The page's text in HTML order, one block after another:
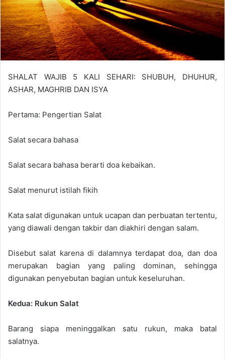
l
SHALAT WAJIB 5 KALI SEHARI: SHUBUH, DHUHUR,
ASHAR, MAGHRIB DAN ISYA
Pertama: Pengertian Salat
Salat secara bahasa
Salat secara bahasa berarti doa kebaikan.
Salat menurut istilah fikih
Kata salat digunakan untuk ucapan dan perbuatan tertentu,
yang diawali dengan takbir dan diakhiri dengan salam.
Disebut salat karena di dalamnya terdapat doa, dan doa
merupakan bagian yang paling dominan, sehingga
digunakan penyebutan bagian untuk keseluruhan.
Kedua: Rukun Salat
Barang siapa meninggalkan satu rukun, maka batal
salatnya.